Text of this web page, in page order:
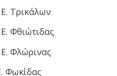
Τρικάλων
Φθιώτιδας
Φλώρινας
Φωκίδας